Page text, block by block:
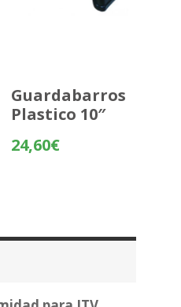
Guardabarros
Plastico 10″
24,60€